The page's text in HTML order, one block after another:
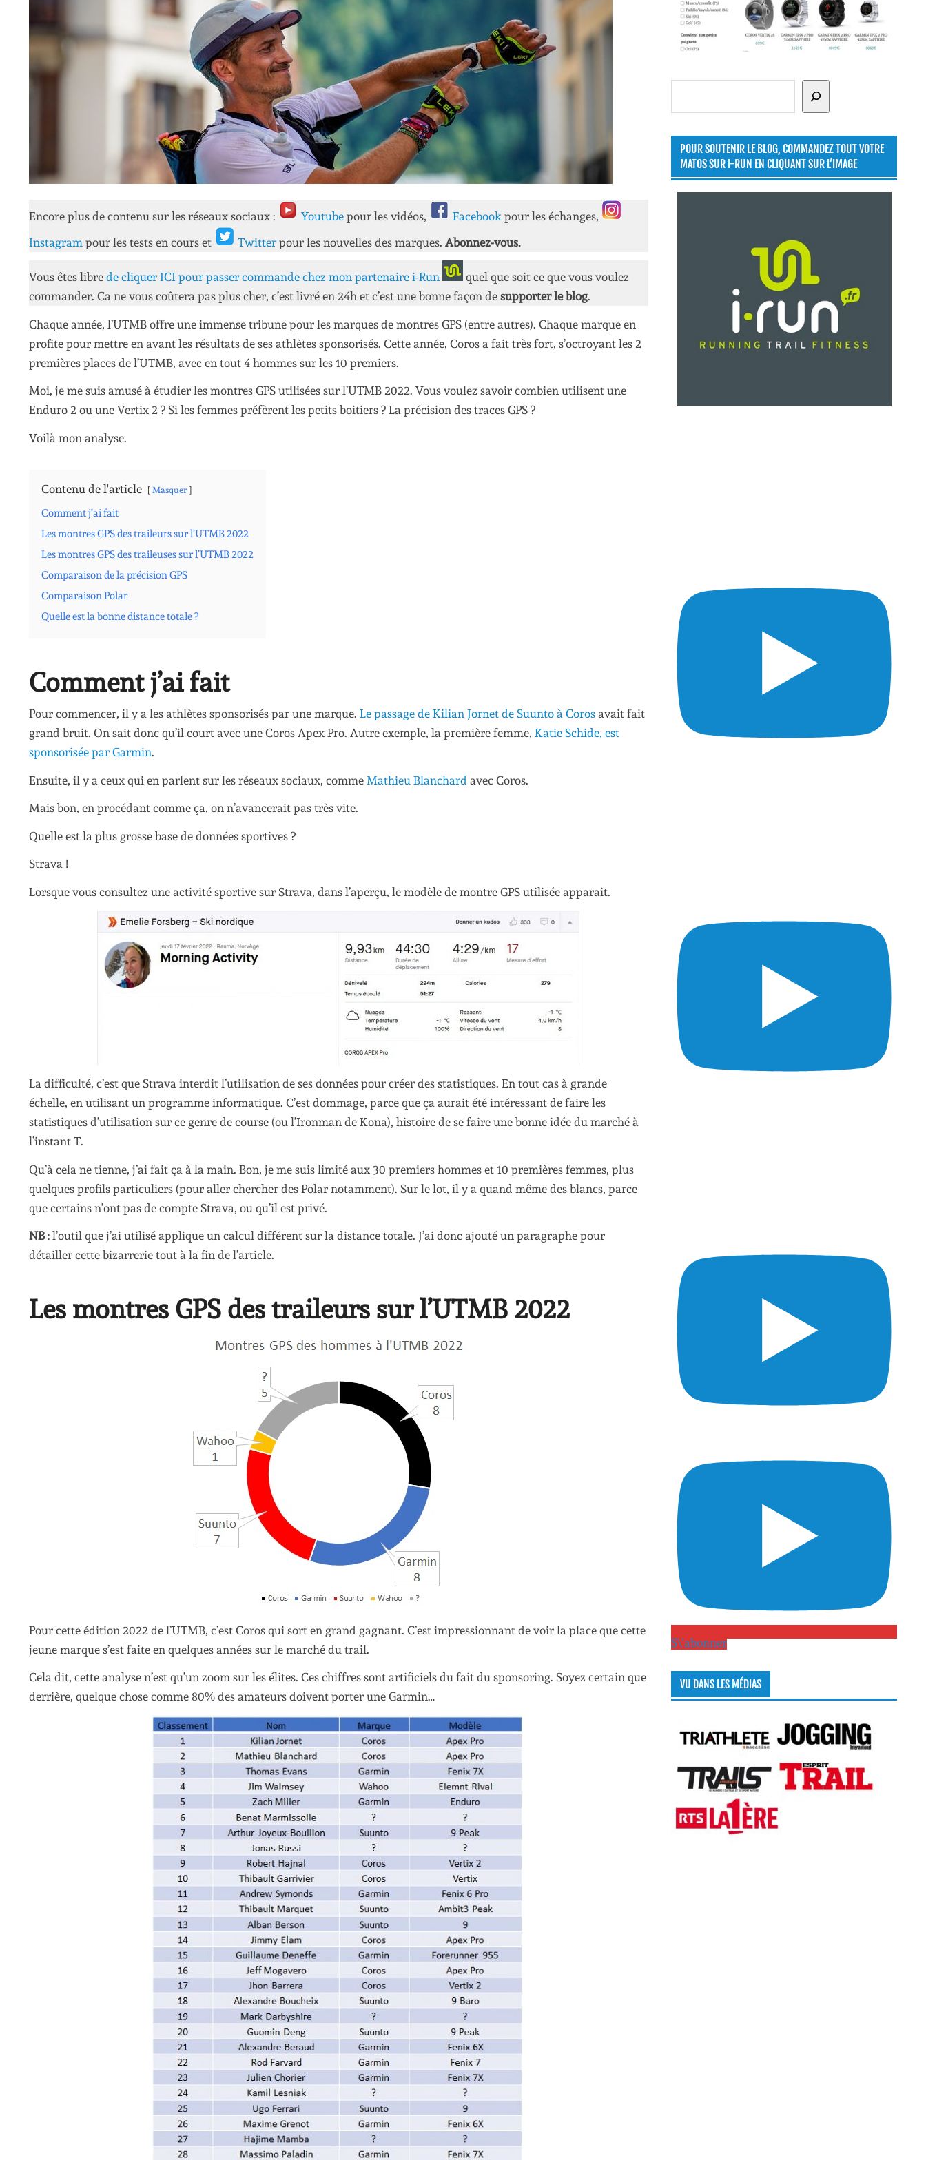
Encore plus de contenu sur les réseaux sociaux : Youtube pour les vidéos, Facebook pour les échanges,
Instagram pour les tests en cours et Twitter pour les nouvelles des marques. Abonnez-vous.
Vous êtes libre de cliquer ICI pour passer commande chez mon partenaire i-Run
quel que soit ce que vous voulez
commander. Ca ne vous coûtera pas plus cher, c’est livré en 24h et c’est une bonne façon de supporter le blog.
Chaque année, l’UTMB offre une immense tribune pour les marques de montres GPS (entre autres). Chaque marque en
profite pour mettre en avant les résultats de ses athlètes sponsorisés. Cette année, Coros a fait très fort, s’octroyant les 2
premières places de l’UTMB, avec en tout 4 hommes sur les 10 premiers.
Moi, je me suis amusé à étudier les montres GPS utilisées sur l’UTMB 2022. Vous voulez savoir combien utilisent une
Enduro 2 ou une Vertix 2 ? Si les femmes préfèrent les petits boitiers ? La précision des traces GPS ?
Voilà mon analyse.
Contenu de l'article Masquer
Comment j’ai fait
Les montres GPS des traileurs sur l’UTMB 2022
Les montres GPS des traileuses sur l’UTMB 2022
Comparaison de la précision GPS
Comparaison Polar
Quelle est la bonne distance totale ?
Comment j’ai fait
Pour commencer, il y a les athlètes sponsorisés par une marque. Le passage de Kilian Jornet de Suunto à Coros avait fait
grand bruit. On sait donc qu’il court avec une Coros Apex Pro. Autre exemple, la première femme, Katie Schide, est
sponsorisée par Garmin.
Ensuite, il y a ceux qui en parlent sur les réseaux sociaux, comme Mathieu Blanchard avec Coros.
Mais bon, en procédant comme ça, on n’avancerait pas très vite.
Quelle est la plus grosse base de données sportives ?
Strava !
Lorsque vous consultez une activité sportive sur Strava, dans l’aperçu, le modèle de montre GPS utilisée apparait.
La difficulté, c’est que Strava interdit l’utilisation de ses données pour créer des statistiques. En tout cas à grande
échelle, en utilisant un programme informatique. C’est dommage, parce que ça aurait été intéressant de faire les
statistiques d’utilisation sur ce genre de course (ou l’Ironman de Kona), histoire de se faire une bonne idée du marché à
l’instant T.
Qu’à cela ne tienne, j’ai fait ça à la main. Bon, je me suis limité aux 30 premiers hommes et 10 premières femmes, plus
quelques profils particuliers (pour aller chercher des Polar notamment). Sur le lot, il y a quand même des blancs, parce
que certains n’ont pas de compte Strava, ou qu’il est privé.
NB: l’outil que j’ai utilisé applique un calcul différent sur la distance totale. J’ai donc ajouté un paragraphe pour
détailler cette bizarrerie tout à la fin de l’article.
Les montres GPS des traileurs sur l’UTMB 2022
Pour cette édition 2022 de l’UTMB, c’est Coros qui sort en grand gagnant. C’est impressionnant de voir la place que cette
jeune marque s’est faite en quelques années sur le marché du trail.
Cela dit, cette analyse n’est qu’un zoom sur les élites. Ces chiffres sont artificiels du fait du sponsoring. Soyez certain que
derrière, quelque chose comme 80% des amateurs doivent porter une Garmin…
Rechercher
POUR SOUTENIR LE BLOG, COMMANDEZ TOUT VOTRE
MATOS SUR I-RUN EN CLIQUANT SUR L’IMAGE
S\'abonner
VU DANS LES MÉDIAS